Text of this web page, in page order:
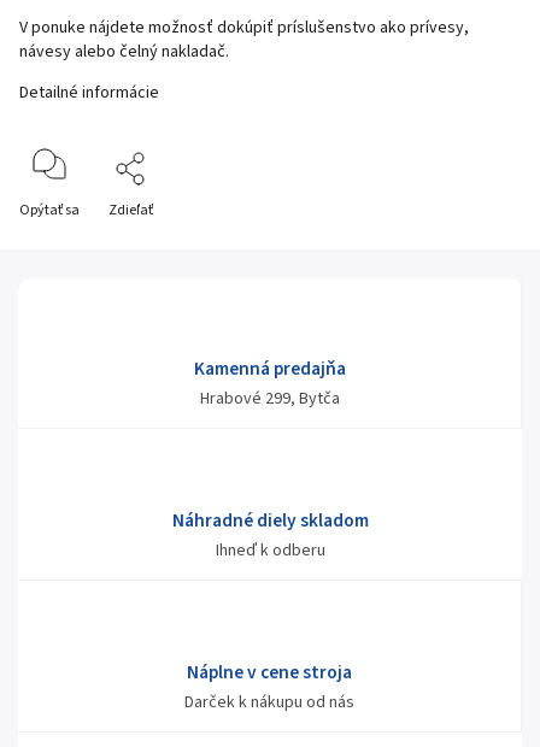
V ponuke nájdete možnosť dokúpiť príslušenstvo ako prívesy,
návesy alebo čelný nakladač.
Detailné informácie
Opýtať sa Zdieľať
Kamenná predajňa
Hrabové 299, Bytča
Náhradné diely skladom
Ihneď k odberu
Náplne v cene stroja
Darček k nákupu od nás